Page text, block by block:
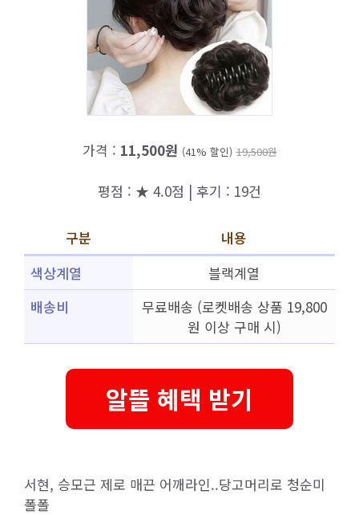
가격 : 11,500원 (41% 할인) 19,500원
평점 : ★ 4.0점 | 후기 : 19건
구분
내용
색상계열
블랙계열
배송비
무료배송 (로켓배송 상품 19,800
원 이상 구매 시)
알뜰 혜택 받기
서현, 승모근 제로 매끈 어깨라인..당고머리로 청순미
폴폴